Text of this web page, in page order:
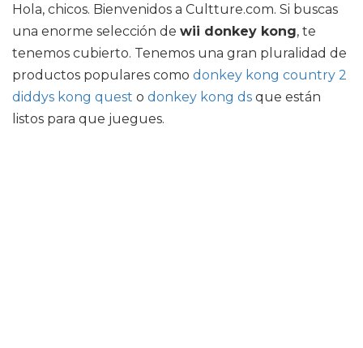
Hola, chicos. Bienvenidos a Cultture.com. Si buscas
una enorme selección de wii donkey kong, te
tenemos cubierto. Tenemos una gran pluralidad de
productos populares como donkey kong country 2
diddys kong quest o donkey kong ds que están
listos para que juegues.